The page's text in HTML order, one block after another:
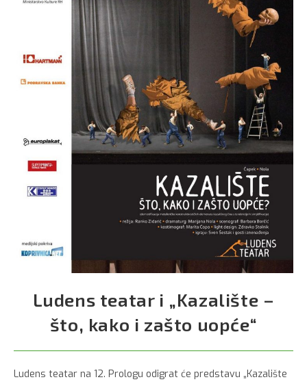
Ludens teatar i „Kazalište –
što, kako i zašto uopće“
Ludens teatar na 12. Prologu odigrat će predstavu „Kazalište